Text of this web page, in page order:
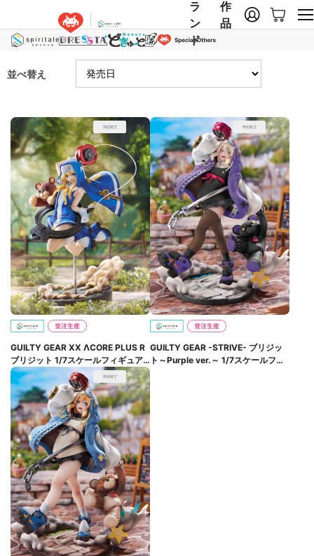
ラ
ン
ド
作
品
並べ替え
GUILTY GEAR XX ΛCORE PLUS R
ブリジット 1/7スケールフィギュア
【完全受注生産】
GUILTY GEAR -STRIVE- ブリジッ
ト～Purple ver.～ 1/7スケールフィ